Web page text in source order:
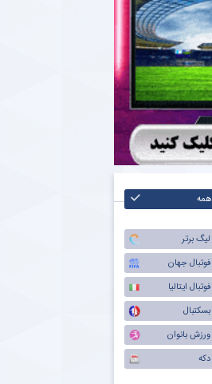
همه
لیگ برتر
فوتبال جهان
فوتبال ایتالیا
بسکتبال
ورزش بانوان
دکه